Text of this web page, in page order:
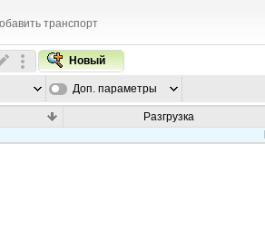
транспорт
Новый
Доп. параметры
Разгрузка